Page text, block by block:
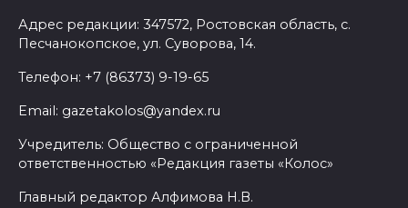
Адрес редакции: 347572, Ростовская область, с.
Песчанокопское, ул. Суворова, 14.
Телефон: +7 (86373) 9-19-65
Email: gazetakolos@yandex.ru
Учредитель: Общество с ограниченной
ответственностью «Редакция газеты «Колос»
Главный редактор Алфимова Н.В.